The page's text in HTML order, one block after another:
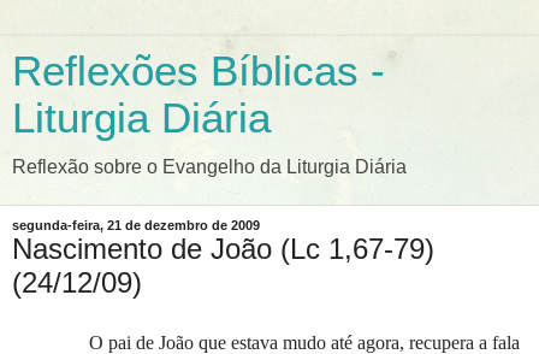
Reflexões Bíblicas -
Liturgia Diária
Reflexão sobre o Evangelho da Liturgia Diária
segunda-feira, 21 de dezembro de 2009
Nascimento de João (Lc 1,67-79)
(24/12/09)
O pai de João que estava mudo até agora, recupera a fala